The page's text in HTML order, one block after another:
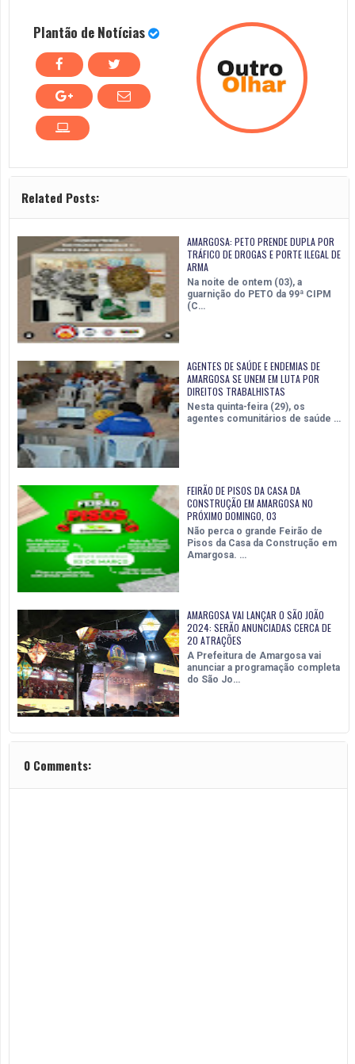
Plantão de Notícias
Related Posts:
AMARGOSA: PETO PRENDE DUPLA POR
TRÁFICO DE DROGAS E PORTE ILEGAL DE
ARMA
Na noite de ontem (03), a
guarnição do PETO da 99ª CIPM
(C…
AGENTES DE SAÚDE E ENDEMIAS DE
AMARGOSA SE UNEM EM LUTA POR
DIREITOS TRABALHISTAS
Nesta quinta-feira (29), os
agentes comunitários de saúde …
FEIRÃO DE PISOS DA CASA DA
CONSTRUÇÃO EM AMARGOSA NO
PRÓXIMO DOMINGO, 03
Não perca o grande Feirão de
Pisos da Casa da Construção em
Amargosa. …
AMARGOSA VAI LANÇAR O SÃO JOÃO
2024: SERÃO ANUNCIADAS CERCA DE
20 ATRAÇÕES
A Prefeitura de Amargosa vai
anunciar a programação completa
do São Jo…
0 Comments: